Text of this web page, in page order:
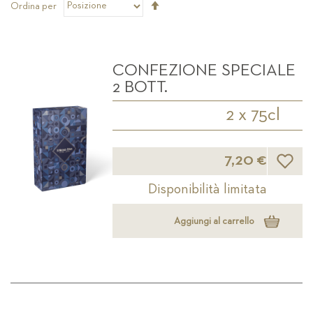
Ordina per
CONFEZIONE SPECIALE
2 BOTT.
2 x 75cl
7,20 € Lista
Disponibilità limitata
Aggiungi al carrello